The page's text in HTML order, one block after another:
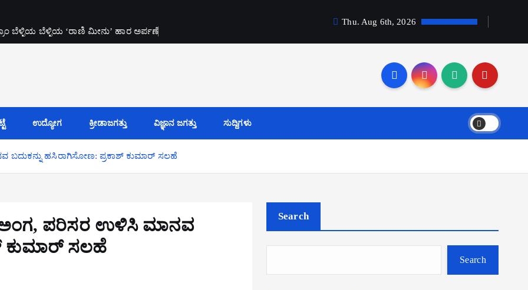
ಬೆಳ್ಳಿಯ ಬೆಳ್ಳಿಯ ‘ರಾಣಿ ಮೀನು’ ಹಾರ ಅರ್ಪಣೆ
Thu. Aug 6th, 2026
ಉದ್ಯೋಗ ಕ್ರೀಡಾಜಗತ್ತು ವಿಜ್ಞಾನ ಜಗತ್ತು ಸುದ್ದಿಗಳು
ಬದುಕನ್ನು ಹಸಿರಾಗಿಸೋಣ: ಪ್ರಕಾಶ್ ಕುಮಾರ್ ಸಲಹೆ
ಅಂಗ, ಪರಿಸರ ಉಳಿಸಿ ಮಾನವ
ಕುಮಾರ್ ಸಲಹೆ
Search
Search